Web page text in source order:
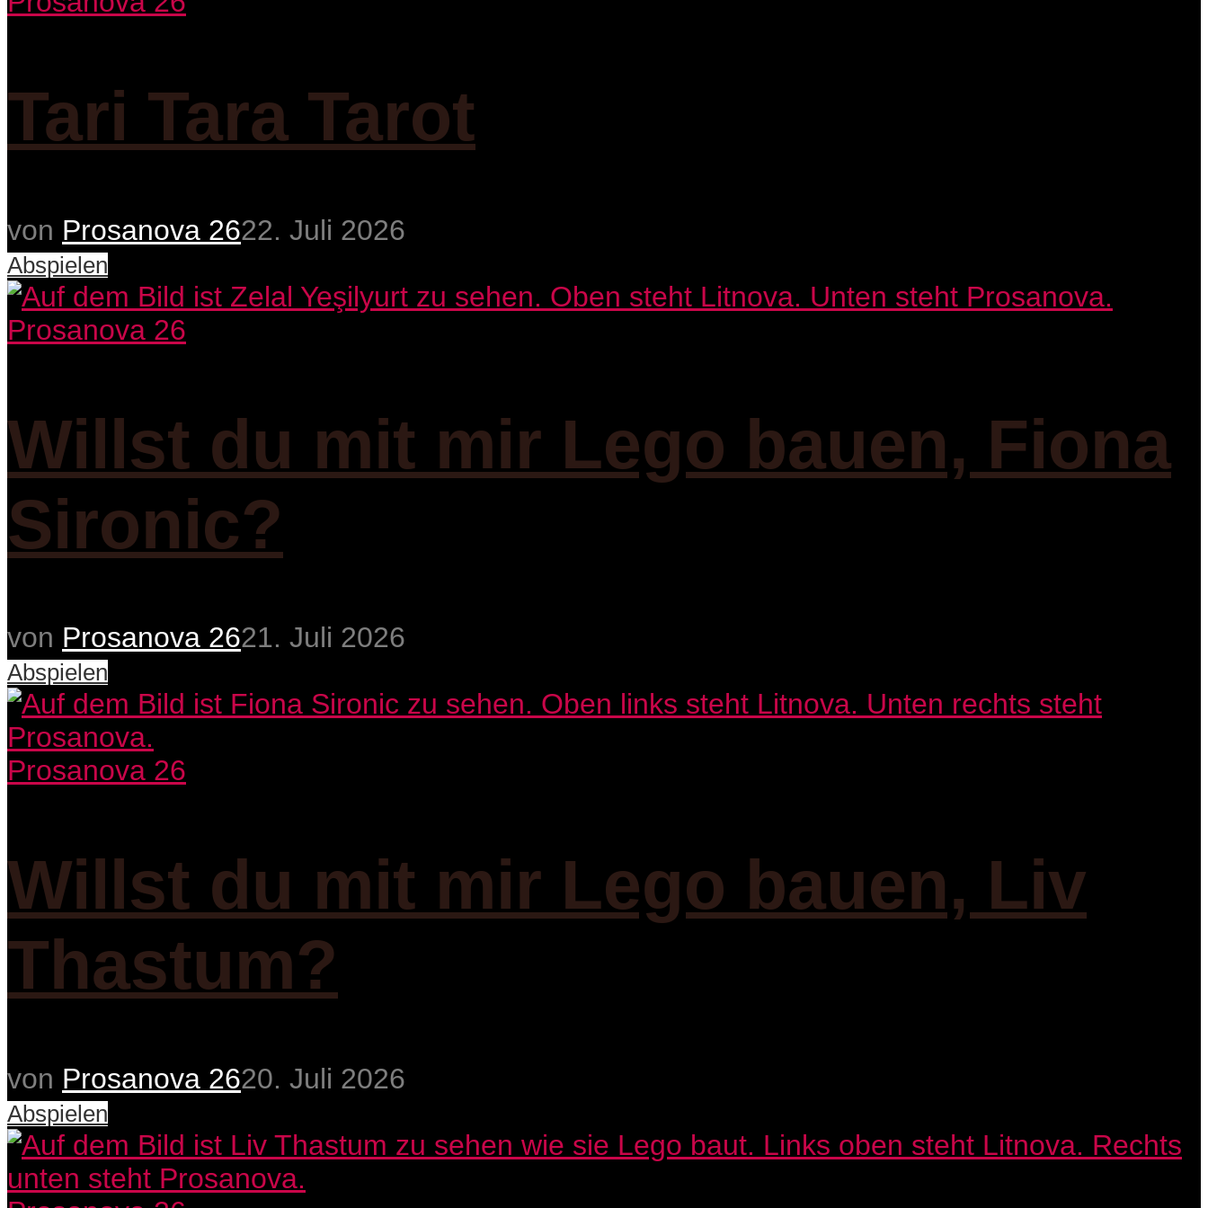
Tari Tara Tarot
von Prosanova 2622. Juli 2026
Abspielen
Prosanova 26
Willst du mit mir Lego bauen, Fiona
Sironic?
von Prosanova 2621. Juli 2026
Abspielen
Prosanova 26
Willst du mit mir Lego bauen, Liv
Thastum?
von Prosanova 2620. Juli 2026
Abspielen